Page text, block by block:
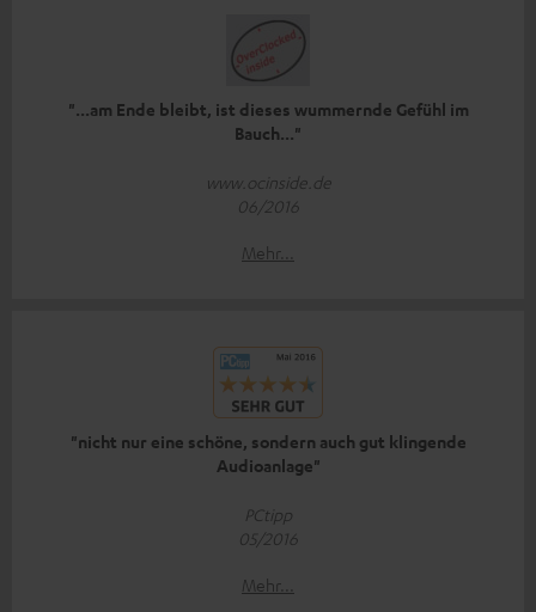
"...am Ende bleibt, ist dieses wummernde Gefühl im
Bauch..."
www.ocinside.de
06/2016
Mehr...
"nicht nur eine schöne, sondern auch gut klingende
Audioanlage"
PCtipp
05/2016
Mehr...